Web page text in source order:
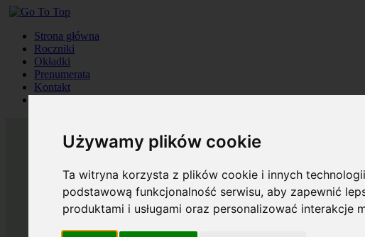
Używamy plików cookie
Ta witryna korzysta z plików cookie i innych
podstawową funkcjonalność serwisu,aby zapewnić
produktami i usługami oraz personalizować interakcje
Strona główna
Roczniki
Okładki
Prenumerata
Kontakt